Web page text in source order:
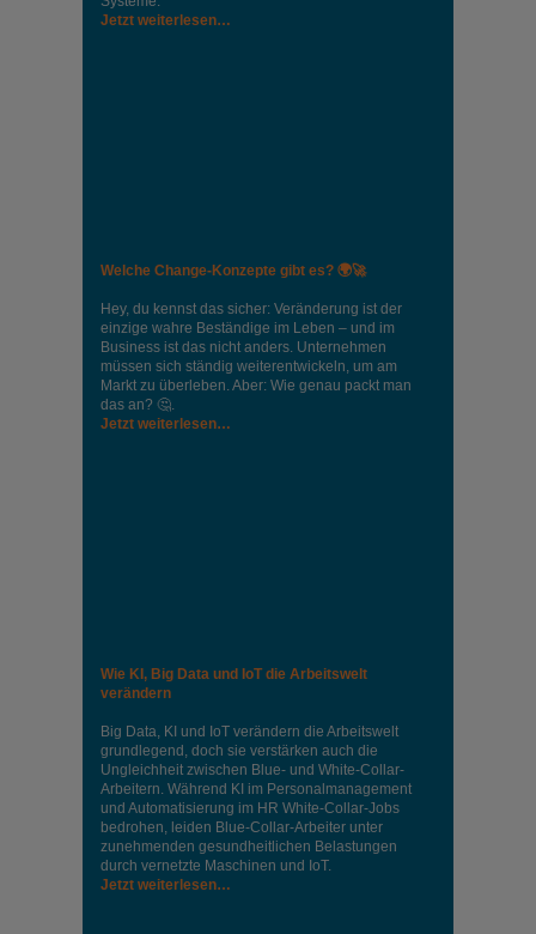
Jetzt weiterlesen…
Welche Change-Konzepte gibt es? 🌍🚀
Hey, du kennst das sicher: Veränderung ist der
einzige wahre Beständige im Leben – und im
Business ist das nicht anders. Unternehmen
müssen sich ständig weiterentwickeln, um am
Markt zu überleben. Aber: Wie genau packt man
das an? 🤔.
Jetzt weiterlesen…
Wie KI, Big Data und IoT die Arbeitswelt
verändern
Big Data, KI und IoT verändern die Arbeitswelt
grundlegend, doch sie verstärken auch die
Ungleichheit zwischen Blue- und White-Collar-
Arbeitern. Während KI im Personalmanagement
und Automatisierung im HR White-Collar-Jobs
bedrohen, leiden Blue-Collar-Arbeiter unter
zunehmenden gesundheitlichen Belastungen
durch vernetzte Maschinen und IoT.
Jetzt weiterlesen…